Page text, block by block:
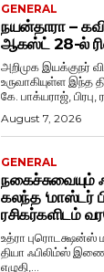
GENERAL
நயன்தாரா –
ஆகஸ்ட் 28-ல்
அறிமுக இயக்குநர்
உருவாகியுள்ள இந்த
கே. பாக்யராஜ், பிரபு,
August 7, 2026
GENERAL
நகைச்சுவையும்
கலந்த ‘மாஸ்டர்
ரசிகர்களிடம்
உத்ரா புரொடக்ஷன்ஸ்
தியா ஃபிலிம்ஸ்
எழுதி,...